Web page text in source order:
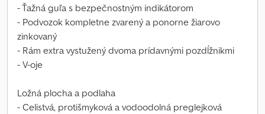
- Ťažná guľa s bezpečnostným indikátorom
- Podvozok kompletne zvarený a ponorne žiarovo
zinkovaný
- Rám extra vystužený dvoma prídavnými pozdĺžnikmi
- V-oje
Ložná plocha a podlaha
- Celistvá, protišmyková a vodoodolná preglejková